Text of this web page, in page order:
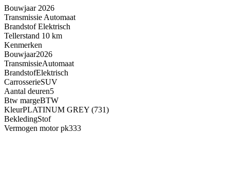
Bouwjaar 2026
Transmissie Automaat
Brandstof Elektrisch
Tellerstand 10 km
Kenmerken
Bouwjaar2026
TransmissieAutomaat
BrandstofElektrisch
CarrosserieSUV
Aantal deuren5
Btw margeBTW
KleurPLATINUM GREY (731)
BekledingStof
Vermogen motor pk333